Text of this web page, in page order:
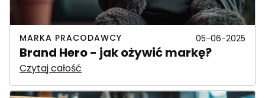
MARKA PRACODAWCY 05-06-2025
Brand Hero - jak ożywić markę?
Czytaj całość